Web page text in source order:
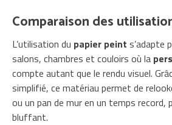
Comparaison des
L’utilisation du papier peint s’adapte
salons, chambres et couloirs où la
compte autant que le rendu visuel.
simplifié, ce matériau permet de
ou un pan de mur en un temps record,
bluffant.